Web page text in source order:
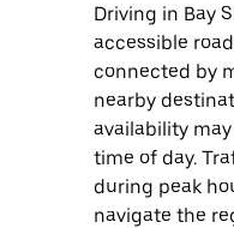
Driving in Bay
accessible
connected by
nearby
availability
time of day.
during peak
navigate the